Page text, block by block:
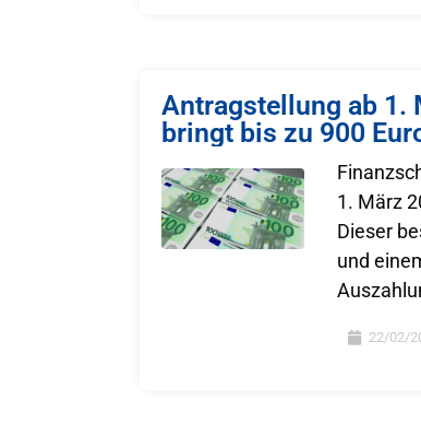
Antragstellung ab 1.
bringt bis zu 900
1. März
Dieser
und
22/02/